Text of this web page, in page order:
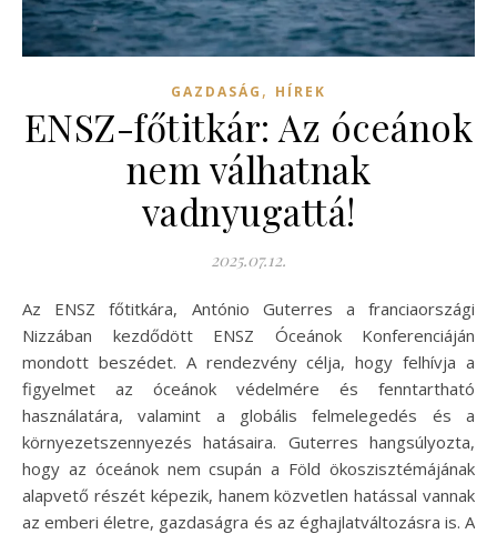
GAZDASÁG , HÍREK
ENSZ-főtitkár: Az óceánok
nem válhatnak
vadnyugattá!
2025.07.12.
Az ENSZ főtitkára, António Guterres a franciaországi
Nizzában kezdődött ENSZ Óceánok Konferenciáján
mondott beszédet. A rendezvény célja, hogy felhívja a
figyelmet az óceánok védelmére és fenntartható
használatára, valamint a globális felmelegedés és a
környezetszennyezés hatásaira. Guterres hangsúlyozta,
hogy az óceánok nem csupán a Föld ökoszisztémájának
alapvető részét képezik, hanem közvetlen hatással vannak
az emberi életre, gazdaságra és az éghajlatváltozásra is. A